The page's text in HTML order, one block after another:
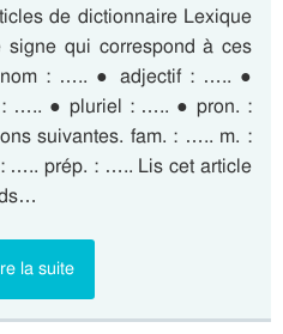
de dictionnaire Lexique
signe qui correspond à ces
: ….. ● adjectif : ….. ●
….. ● pluriel : ….. ● pron. :
suivantes. fam. : ….. m. :
prép. : ….. Lis cet article
la suite